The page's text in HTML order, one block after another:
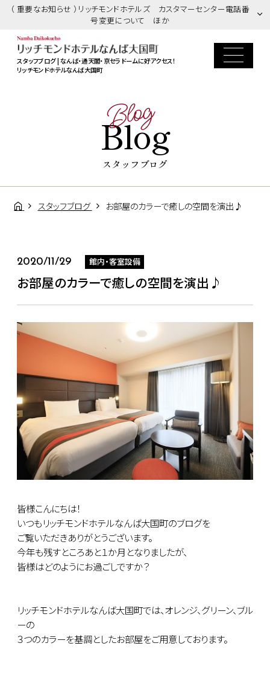
（ 重要なお知らせ ）リッチモンドホテルズ カスタマーセンター電話番
号変更について ほか
スタッフブログ | なんば・通天閣・京セラドームに好アクセス！
リッチモンドホテルなんば大国町
Blog
Blog
スタッフブログ
スタッフブログ お部屋のカラーで癒しの空間を演出♪
2020/11/29 館内・客室設備
お部屋のカラーで癒しの空間を演出♪
皆様こんにちは！
いつもリッチモンドホテルなんば大国町のブログを
ご覧いただきありがとうございます。
今年も残すところあと１か月となりましたが、
皆様はどのようにお過ごしですか？
リッチモンドホテルなんば大国町では、オレンジ、グリーン、ブル
ーの
３つのカラーを基調としたお部屋をご用意しております。